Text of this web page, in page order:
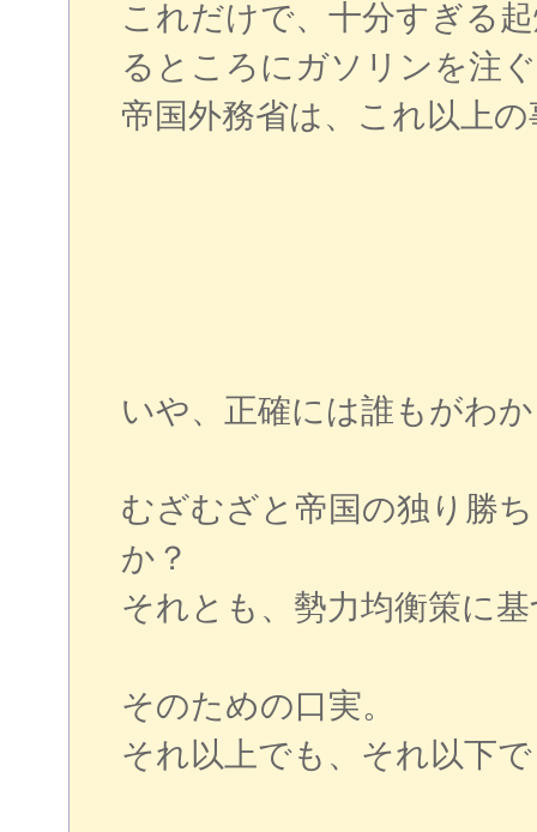
これだけで、十分すぎる
るところにガソリンを注
帝国外務省は、これ以上
いや、正確には誰もがわ
むざむざと帝国の独り勝
か？
それとも、勢力均衡策に
そのための口実。
それ以上でも、それ以下